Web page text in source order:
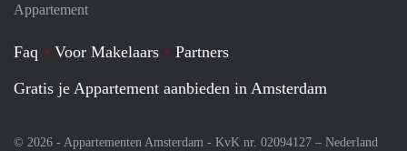
Appartement
Faq Voor Makelaars
Partners
Gratis je Appartement aanbieden in Amsterdam
© 2026 - Appartementen Amsterdam - KvK nr. 02094127 – Nederland